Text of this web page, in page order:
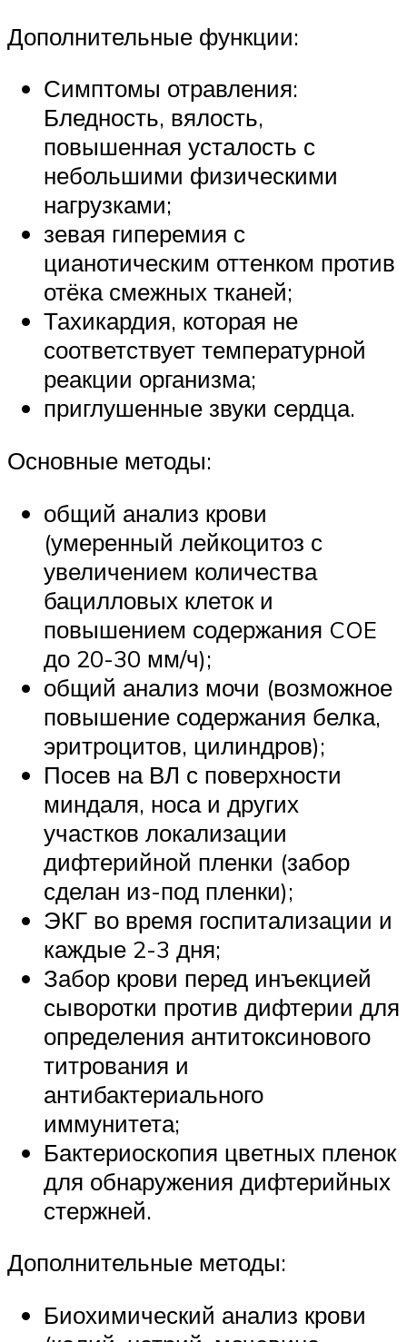
Дополнительные функции:
Симптомы отравления:
Бледность, вялость,
повышенная усталость с
небольшими физическими
нагрузками;
зевая гиперемия с
цианотическим оттенком против
отёка смежных тканей;
Тахикардия, которая не
соответствует температурной
реакции организма;
приглушенные звуки сердца.
Основные методы:
общий анализ крови
(умеренный лейкоцитоз с
увеличением количества
бацилловых клеток и
повышением содержания COE
до 20-30 мм/ч);
общий анализ мочи (возможное
повышение содержания белка,
эритроцитов, цилиндров);
Посев на ВЛ с поверхности
миндаля, носа и других
участков локализации
дифтерийной пленки (забор
сделан из-под пленки);
ЭКГ во время госпитализации и
каждые 2-3 дня;
Забор крови перед инъекцией
сыворотки против дифтерии для
определения антитоксинового
титрования и
антибактериального
иммунитета;
Бактериоскопия цветных пленок
для обнаружения дифтерийных
стержней.
Дополнительные методы:
Биохимический анализ крови